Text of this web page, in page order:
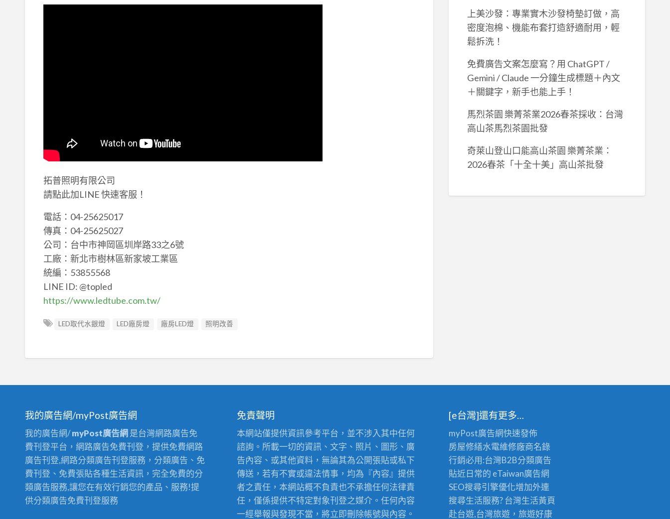
拓普照明有限公司
請點此加LINE 快速客服！
電話：04-25625017
傳真：04-25625027
公司：台中市神岡區圳岸路33之6號
工廠：新北市樹林區新家坡工業區
統編：53855568
LINE ID: @topled
https://www.ledtube.com.tw/
LED取代水銀燈 LED廠房燈 廠房LED燈 照明改善
上美沙發：專業實木沙發椅墊訂做，高
密度泡棉、機能布套打造舒適耐用，輕
鬆拆洗！
免費廣告文案怎麼寫？用 ChatGPT /
Gemini / Claude 一分鐘生成標題＋內文
＋關鍵字，新手也能上手！
馬烈茶園 樂菁茶業2026春茶採收：台灣
高山茶馬烈茶園批發
奇萊山登山口能高山茶園 樂菁茶業：
2026春茶「十全十美」高山茶批發
我的廣告網/myPost廣告網
我的廣告網/myPost廣告網是台灣網路廣告免
費刊登平台，網路廣告免費刊登，提供免費網路
廣告刊登,網路分類廣告刊登服務，分類廣告、免
費刊登、免費張貼各種生活資訊，完全免費的分
類廣告服務,讓您在有效行銷您的產品、服務!提
供分類廣告免費刊登服務
免責聲明
本網站僅提供資訊參考平台，並不涉入其中任何
諮詢。所載一切的資訊、文字、照片、圖形、廣
告內容、或其他資料，無論其為公開張貼或私下
傳送，若有不實或違法情事，均為『內容』提供
者之責任，本網站概不負責也不承擔任何法律責
任，僅係提供不特定對象刊登之媒介。任何內容
一經舉報與發現不當，將立即刪除帳號與內容。
[e台灣]還有更多…
myPost廣告網快速發佈
房屋修繕水電維修廠商名錄
行銷必用:台灣B2B分類廣告
貼近日常的 eTaiwan廣告網
SEO搜尋引擎優化增加外連
搜尋生活服務? 台灣生活黃頁
赴台遊,台灣旅遊 ，旅遊好康